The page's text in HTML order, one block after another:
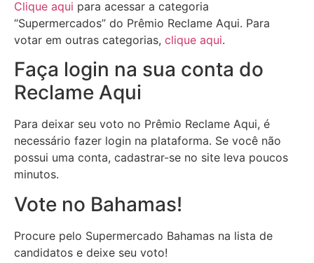
Clique aqui para acessar a categoria
“Supermercados” do Prêmio Reclame Aqui. Para
votar em outras categorias, clique aqui.
Faça login na sua conta do
Reclame Aqui
Para deixar seu voto no Prêmio Reclame Aqui, é
necessário fazer login na plataforma. Se você não
possui uma conta, cadastrar-se no site leva poucos
minutos.
Vote no Bahamas!
Procure pelo Supermercado Bahamas na lista de
candidatos e deixe seu voto!